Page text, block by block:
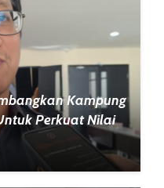
Kampung
Perkuat Nilai